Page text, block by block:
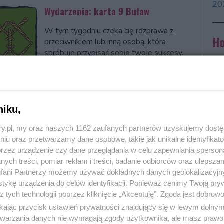
Wydarzenia: karta 9 Buław
W tym tygodniu czeka cię rozprawa z
przeciwnikiem lub inną osobą, która
spróbuje przypisać sobie twoje sukcesy.
Z dawnych niepowodzeń wyciągnij wnioski i
zorganizowany, to powinieneś dać sobie z nim radę.
na zdecydowane kroki! W miłości będziesz w tym
bardzo ostrożny. Być może wspomnienie dawnej
pewien czas nie pozwoli ci odsłonić swoich
uczuć przed przyjaciółmi i ukochaną osobą.
Szansa: karta 5 Kielichów
Będziesz w stanie zrozumieć, jakie są
my oraz naszych 1162 zaufanych partnerów uzyskujemy
oraz przetwarzamy dane osobowe, takie jak unikalne
urządzenie czy dane przeglądania w celu zapewniania
treści, pomiar reklam i treści, badanie odbiorców oraz
Partnerzy możemy używać dokładnych danych
urządzenia do celów identyfikacji. Ponieważ cenimy Twoją
tych technologii poprzez kliknięcie „Akceptuję”. Zgoda jest
przycisk ustawień prywatności znajdujący się w lewym
danych nie wymagają zgody użytkownika, ale masz